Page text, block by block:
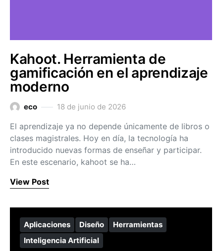
Kahoot. Herramienta de
gamificación en el aprendizaje
moderno
eco 18 de junio de 2026
El aprendizaje ya no depende únicamente de libros o
clases magistrales. Hoy en día, la tecnología ha
introducido nuevas formas de enseñar y participar.
En este escenario, kahoot se ha…
View Post
Aplicaciones Diseño
Herramientas
Inteligencia Artificial